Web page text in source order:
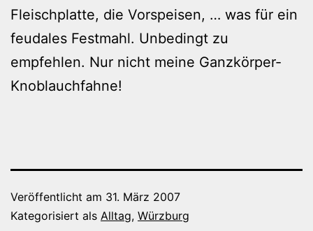
Fleischplatte, die Vorspeisen, … was für ein
feudales Festmahl. Unbedingt zu
empfehlen. Nur nicht meine Ganzkörper-
Knoblauchfahne!
Veröffentlicht am 31. März 2007
Kategorisiert als Alltag, Würzburg